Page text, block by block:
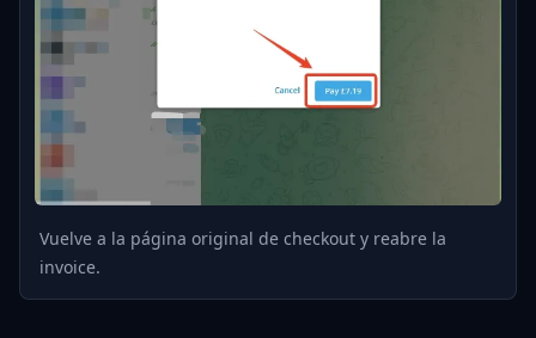
Vuelve a la página original de checkout y reabre la
invoice.